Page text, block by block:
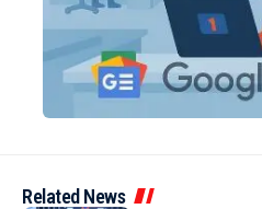
Related News